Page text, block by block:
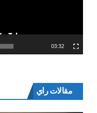
03:32
مقالات راي